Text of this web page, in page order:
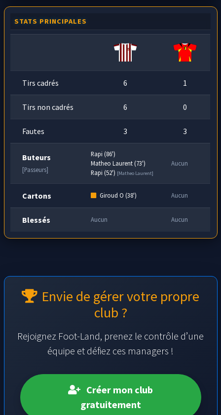
78
min dans l'axe, il ne se pose pas de questions et
frappe de toutes ses forces, c'est au-dessus.
STATS PRINCIPALES
Tirs cadrés 6 1
Tirs non cadrés 6 0
Fautes 3 3
Buteurs
[Passeurs]
Rapi (86')
Matheo Laurent (73')
Rapi (52') [Matheo Laurent]
Aucun
Cartons Giroud O (38') Aucun
Blessés Aucun Aucun
Envie de gérer votre propre
club ?
Rejoignez Foot-Land, prenez le contrôle d’une
équipe et défiez ces managers !
Créer mon club
gratuitement